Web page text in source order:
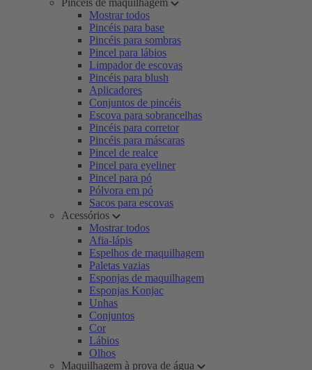
Pincéis de maquilhagem
Mostrar todos
Pincéis para base
Pincéis para sombras
Pincel para lábios
Limpador de escovas
Pincéis para blush
Aplicadores
Conjuntos de pincéis
Escova para sobrancelhas
Pincéis para corretor
Pincéis para máscaras
Pincel de realce
Pincel para eyeliner
Pincel para pó
Pólvora em pó
Sacos para escovas
Acessórios
Mostrar todos
Afia-lápis
Espelhos de maquilhagem
Paletas vazias
Esponjas de maquilhagem
Esponjas Konjac
Unhas
Conjuntos
Cor
Lábios
Olhos
Maquilhagem à prova de água